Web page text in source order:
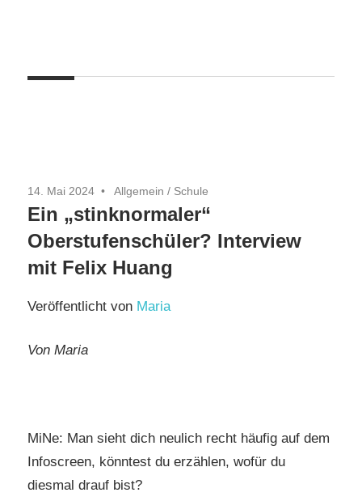
14. Mai 2024 Allgemein / Schule
Ein „stinknormaler“
Oberstufenschüler? Interview
mit Felix Huang
Veröffentlicht von Maria
Von Maria
MiNe: Man sieht dich neulich recht häufig auf dem
Infoscreen, könntest du erzählen, wofür du
diesmal drauf bist?